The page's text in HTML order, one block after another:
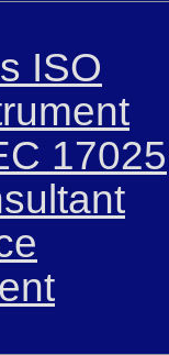
ISO
17025